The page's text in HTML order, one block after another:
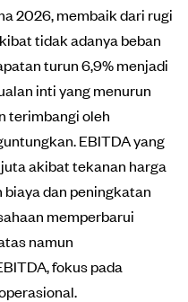
2026, membaik dari rugi
tidak adanya beban
turun 6,9% menjadi
inti yang menurun
terimbangi oleh
EBITDA yang
akibat tekanan harga
dan peningkatan
memperbarui
namun
fokus pada